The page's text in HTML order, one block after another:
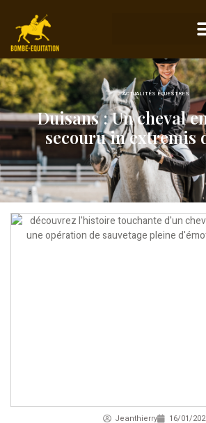
ACTUALITÉS ÉQUESTRES
Duisans : Un cheval
secouru in extremis
Jeanthierry 16/01/